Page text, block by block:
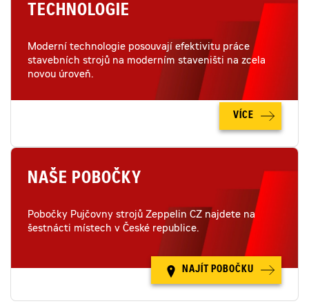
TECHNOLOGIE
Moderní technologie posouvají efektivitu práce
stavebních strojů na moderním staveništi na zcela
novou úroveň.
VÍCE
NAŠE POBOČKY
Pobočky Pujčovny strojů Zeppelin CZ najdete na
šestnácti místech v České republice.
NAJÍT POBOČKU